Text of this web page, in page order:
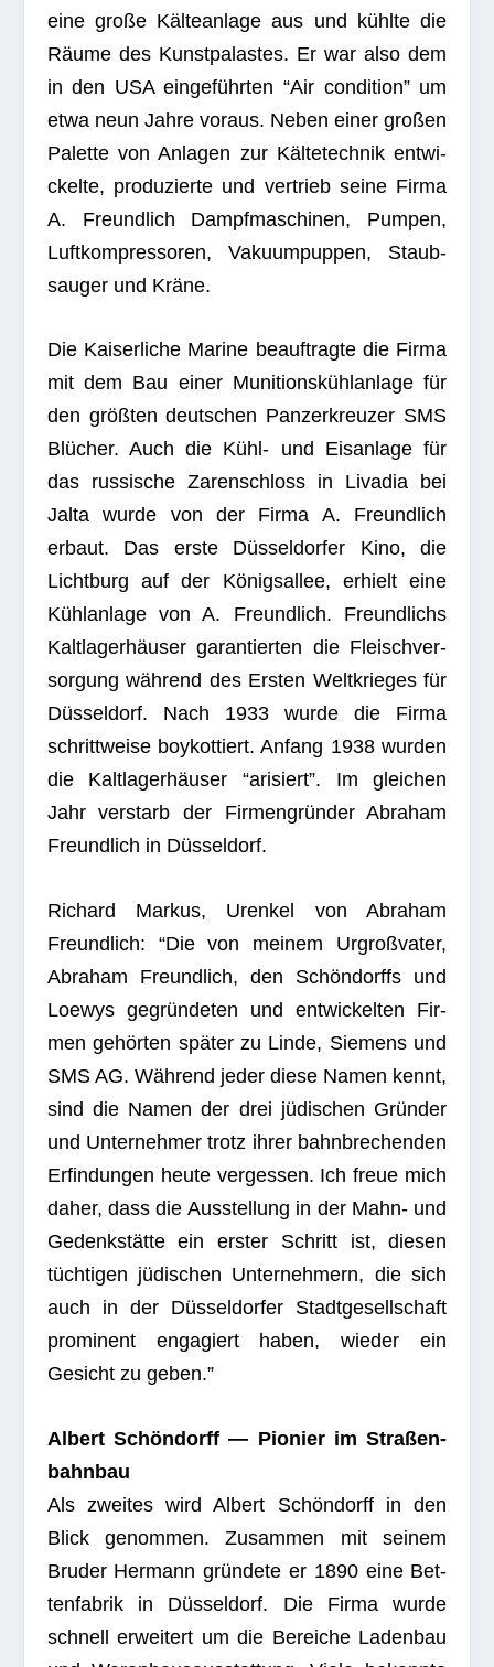
eine große Käl­te­an­lage aus und kühlte die
Räume des Kunst­pa­las­tes. Er war also dem
in den USA ein­ge­führ­ten “Air con­di­tion” um
etwa neun Jahre vor­aus. Neben einer gro­ßen
Palette von Anla­gen zur Käl­te­tech­nik ent­wi­
ckelte, pro­du­zierte und ver­trieb seine Firma
A. Freund­lich Dampf­ma­schi­nen, Pum­pen,
Luft­kom­pres­so­ren, Vaku­um­pup­pen, Staub­
sauger und Kräne.
Die Kai­ser­li­che Marine beauf­tragte die Firma
mit dem Bau einer Muni­ti­ons­kühl­an­lage für
den größ­ten deut­schen Pan­zer­kreu­zer SMS
Blü­cher. Auch die Kühl- und Eis­an­lage für
das rus­si­sche Zaren­schloss in Liv­a­dia bei
Jalta wurde von der Firma A. Freund­lich
erbaut. Das erste Düs­sel­dor­fer Kino, die
Licht­burg auf der Königs­al­lee, erhielt eine
Kühl­an­lage von A. Freund­lich. Freund­lichs
Kalt­la­ger­häu­ser garan­tier­ten die Fleisch­ver­
sor­gung wäh­rend des Ers­ten Welt­krie­ges für
Düs­sel­dorf. Nach 1933 wurde die Firma
schritt­weise boy­kot­tiert. Anfang 1938 wur­den
die Kalt­la­ger­häu­ser “ari­siert”. Im glei­chen
Jahr ver­starb der Fir­men­grün­der Abra­ham
Freund­lich in Düsseldorf.
Richard Mar­kus, Uren­kel von Abra­ham
Freund­lich: “Die von mei­nem Urgroß­va­ter,
Abra­ham Freund­lich, den Schön­dorffs und
Loe­wys gegrün­de­ten und ent­wi­ckel­ten Fir­
men gehör­ten spä­ter zu Linde, Sie­mens und
SMS AG. Wäh­rend jeder diese Namen kennt,
sind die Namen der drei jüdi­schen Grün­der
und Unter­neh­mer trotz ihrer bahn­bre­chen­den
Erfin­dun­gen heute ver­ges­sen. Ich freue mich
daher, dass die Aus­stel­lung in der Mahn- und
Gedenk­stätte ein ers­ter Schritt ist, die­sen
tüch­ti­gen jüdi­schen Unter­neh­mern, die sich
auch in der Düs­sel­dor­fer Stadt­ge­sell­schaft
pro­mi­nent enga­giert haben, wie­der ein
Gesicht zu geben.”
Albert Schön­dorff — Pio­nier im Stra­ßen­
bahn­bau
Als zwei­tes wird Albert Schön­dorff in den
Blick genom­men. Zusam­men mit sei­nem
Bru­der Her­mann grün­dete er 1890 eine Bet­
ten­fa­brik in Düs­sel­dorf. Die Firma wurde
schnell erwei­tert um die Berei­che Laden­bau